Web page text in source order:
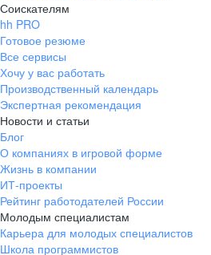
pr@krd.hh.ru
Владивосток
пер. Ланинский д. 4, офис 3.4
+7 423 202-33-28
pr@dv.hh.ru
Новосибирск
ул. Большевистская, д. 35,
помещение 21
+7 383 207-94-64
pr@nsk.hh.ru
Соискателям
hh PRO
Готовое резюме
Все сервисы
Хочу у вас работать
Производственный календарь
Экспертная рекомендация
Новости и статьи
Блог
О компаниях в игровой форме
Жизнь в компании
ИТ-проекты
Рейтинг работодателей России
Молодым специалистам
Карьера для молодых специалистов
Школа программистов